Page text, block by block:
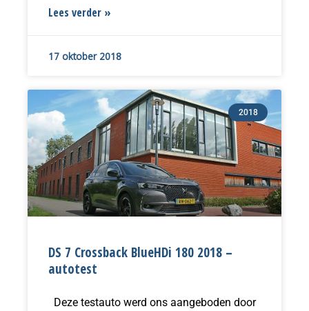
Lees verder »
17 oktober 2018
2018
DS 7 Crossback BlueHDi 180 2018 –
autotest
Deze testauto werd ons aangeboden door